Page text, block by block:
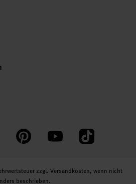
PinterestYouTube TikTok
zzgl. Versandkosten, wenn nicht
beschrieben.